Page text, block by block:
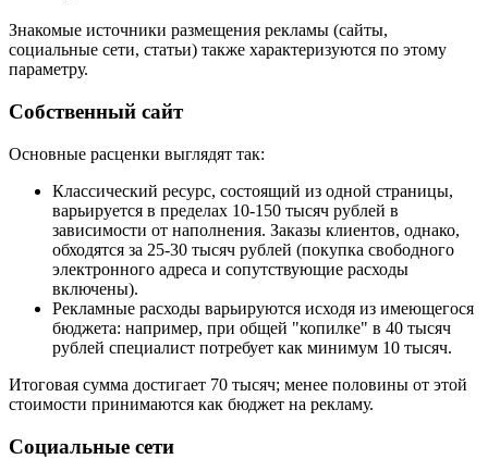
Знакомые источники размещения рекламы (сайты,
социальные сети, статьи) также характеризуются по этому
параметру.
Собственный сайт
Основные расценки выглядят так:
Классический ресурс, состоящий из одной страницы,
варьируется в пределах 10-150 тысяч рублей в
зависимости от наполнения. Заказы клиентов, однако,
обходятся за 25-30 тысяч рублей (покупка свободного
электронного адреса и сопутствующие расходы
включены).
Рекламные расходы варьируются исходя из имеющегося
бюджета: например, при общей "копилке" в 40 тысяч
рублей специалист потребует как минимум 10 тысяч.
Итоговая сумма достигает 70 тысяч; менее половины от этой
стоимости принимаются как бюджет на рекламу.
Социальные сети